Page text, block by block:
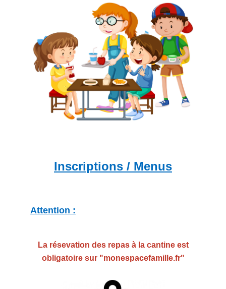
Inscriptions / Menus
Attention :
La résevation des repas à la cantine est
obligatoire sur "monespacefamille.fr"